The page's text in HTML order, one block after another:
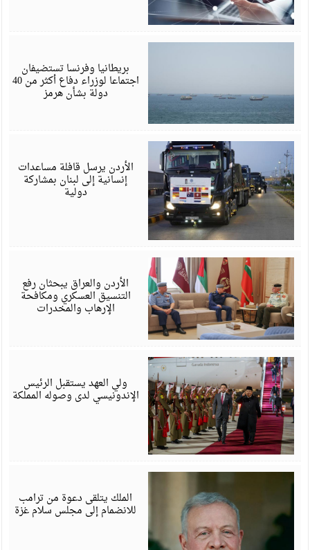
بريطانيا وفرنسا تستضيفان
اجتماعا لوزراء دفاع أكثر من 40
دولة بشأن هرمز
الأردن يرسل قافلة مساعدات
إنسانية إلى لبنان بمشاركة
دولية
الأردن والعراق يبحثان رفع
التنسيق العسكري ومكافحة
الإرهاب والمخدرات
ولي العهد يستقبل الرئيس
الإندونيسي لدى وصوله المملكة
الملك يتلقى دعوة من ترامب
للانضمام إلى مجلس سلام غزة